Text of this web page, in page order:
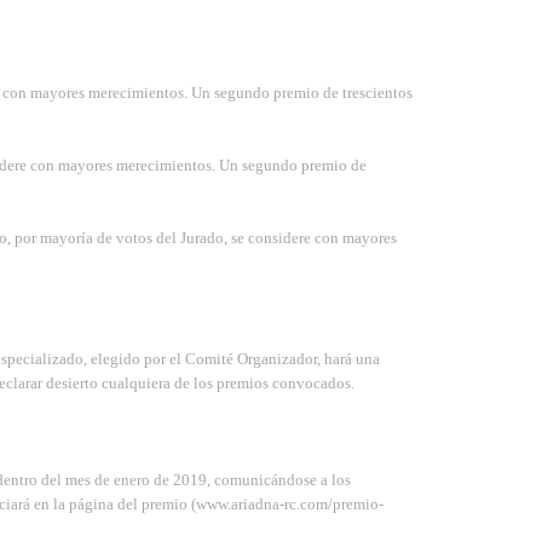
mayores merecimientos. Un segundo premio de trescientos
con mayores merecimientos. Un segundo premio de
mayoría de votos del Jurado, se considere con mayores
elegido por el Comité Organizador, hará una
desierto cualquiera de los premios convocados.
del mes de enero de 2019, comunicándose a los
en la página del premio (www.ariadna-rc.com/premio-